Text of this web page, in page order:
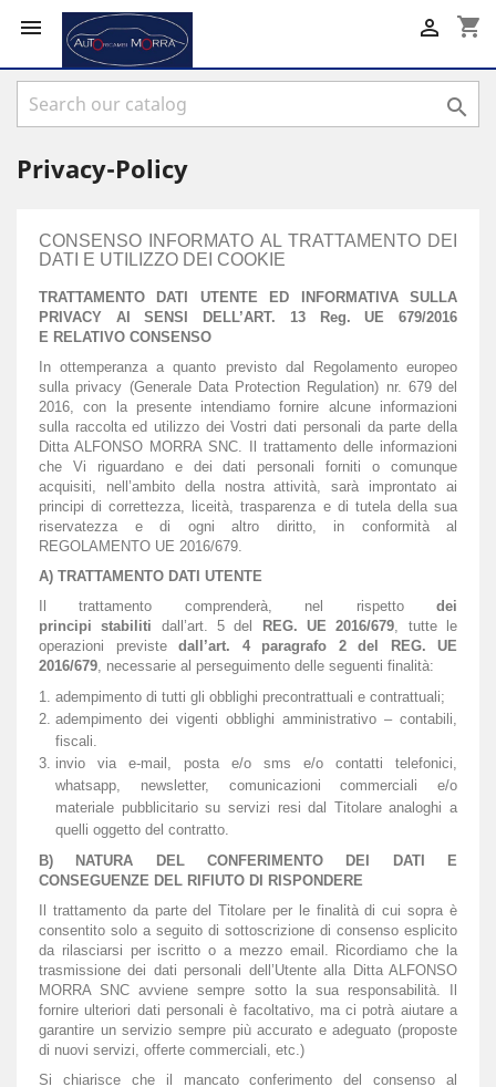
 shopping_cart


Privacy-Policy
CONSENSO INFORMATO AL TRATTAMENTO DEI
DATI E UTILIZZO DEI COOKIE
TRATTAMENTO DATI UTENTE ED INFORMATIVA SULLA
PRIVACY AI SENSI DELL’ART. 13 Reg. UE 679/2016
E RELATIVO CONSENSO
In ottemperanza a quanto previsto dal Regolamento europeo
sulla privacy (Generale Data Protection Regulation) nr. 679 del
2016, con la presente intendiamo fornire alcune informazioni
sulla raccolta ed utilizzo dei Vostri dati personali da parte della
Ditta ALFONSO MORRA SNC. Il trattamento delle informazioni
che Vi riguardano e dei dati personali forniti o comunque
acquisiti, nell’ambito della nostra attività, sarà improntato ai
principi di correttezza, liceità, trasparenza e di tutela della sua
riservatezza e di ogni altro diritto, in conformità al
REGOLAMENTO UE 2016/679.
A) TRATTAMENTO DATI UTENTE
Il trattamento comprenderà, nel rispetto dei
principi
stabiliti dall’art. 5 del REG. UE 2016/679, tutte le
operazioni previste dall’art. 4 paragrafo 2 del REG. UE
2016/679, necessarie al perseguimento delle seguenti finalità:
adempimento di tutti gli obblighi precontrattuali e contrattuali;
adempimento dei vigenti obblighi amministrativo – contabili,
fiscali.
invio via e-mail, posta e/o sms e/o contatti telefonici,
whatsapp, newsletter, comunicazioni commerciali e/o
materiale pubblicitario su servizi resi dal Titolare analoghi a
quelli oggetto del contratto.
B) NATURA DEL CONFERIMENTO DEI DATI E
CONSEGUENZE DEL RIFIUTO DI RISPONDERE
Il trattamento da parte del Titolare per le finalità di cui sopra è
consentito solo a seguito di sottoscrizione di consenso esplicito
da rilasciarsi per iscritto o a mezzo email. Ricordiamo che la
trasmissione dei dati personali dell’Utente alla Ditta ALFONSO
MORRA SNC avviene sempre sotto la sua responsabilità. Il
fornire ulteriori dati personali è facoltativo, ma ci potrà aiutare a
garantire un servizio sempre più accurato e adeguato (proposte
di nuovi servizi, offerte commerciali, etc.)
Si chiarisce che il mancato conferimento del consenso al